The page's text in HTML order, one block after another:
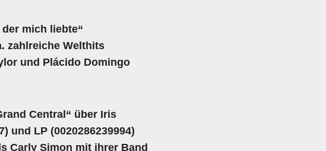
der mich liebte“
zahlreiche Welthits
und Plácido Domingo
Central“ über Iris
und LP (0020286239994)
Carly Simon mit ihrer Band